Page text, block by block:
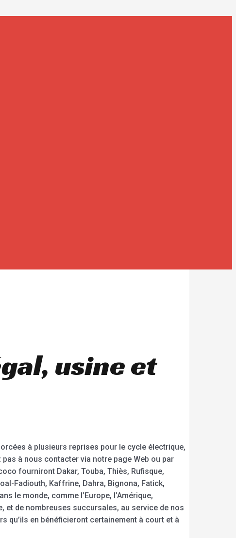
usine et
à plusieurs reprises pour le cycle électrique,
à nous contacter via notre page Web ou par
fourniront Dakar, Touba, Thiès, Rufisque,
Fadiouth, Kaffrine, Dahra, Bignona, Fatick,
le monde, comme l’Europe, l’Amérique,
et de nombreuses succursales, au service de nos
qu’ils en bénéficieront certainement à court et à